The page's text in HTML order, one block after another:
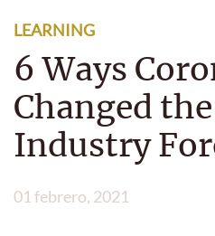
LEARNING
6 Ways
Changed
Industry
01 febrero, 2021